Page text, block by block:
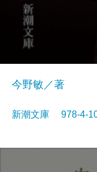
今野敏／著
新潮文庫 978-4-